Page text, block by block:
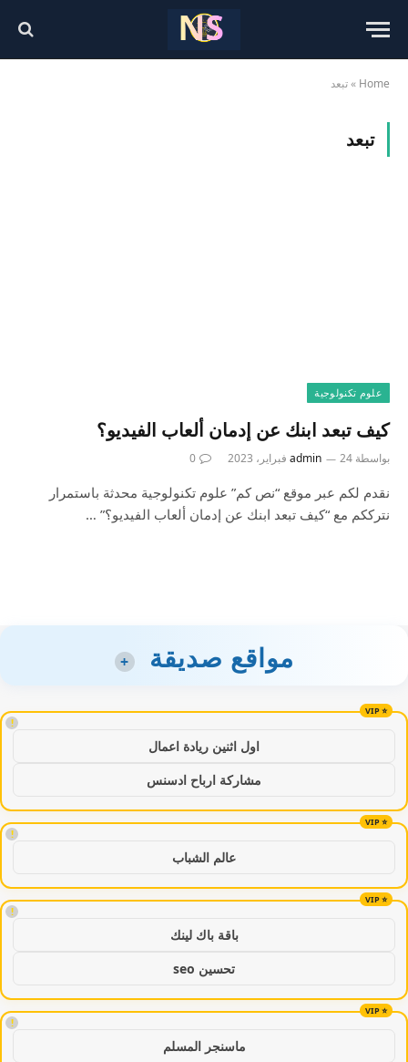
Home
»تبعد
تبعد
علوم تكنولوجية
كيف تبعد ابنك عن إدمان ألعاب الفيديو؟
بواسطة admin 24 فبراير، 2023 0
نقدم لكم عبر موقع “نص كم” علوم تكنولوجية محدثة باستمرار
نترككم مع “كيف تبعد ابنك عن إدمان ألعاب الفيديو؟” …
مواقع صديقة +
!
اول اثنين ريادة اعمال
مشاركة ارباح ادسنس
!
عالم الشباب
!
باقة باك لينك
تحسين seo
!
ماسنجر المسلم